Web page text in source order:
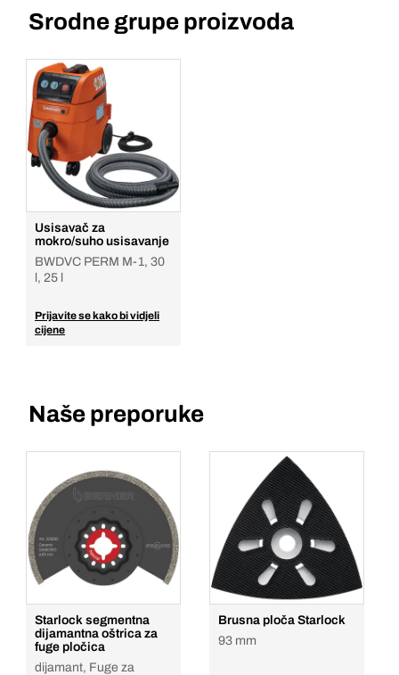
Srodne grupe proizvoda
Usisavač za
mokro/suho usisavanje
BWDVC PERM M-1, 30
l, 25 l
Prijavite se kako bi vidjeli
cijene
Naše preporuke
Starlock segmentna
dijamantna oštrica za
fuge pločica
dijamant, Fuge za
Brusna ploča Starlock
93 mm